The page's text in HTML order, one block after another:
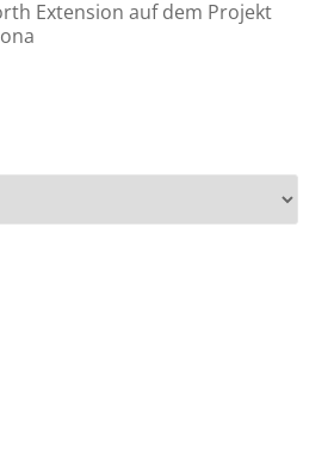
Extension auf dem Projekt